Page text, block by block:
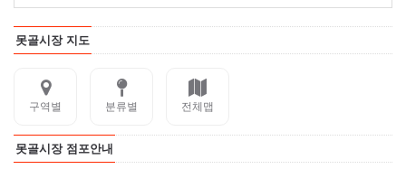
못골시장 지도
구역별 분류별 전체맵
못골시장 점포안내